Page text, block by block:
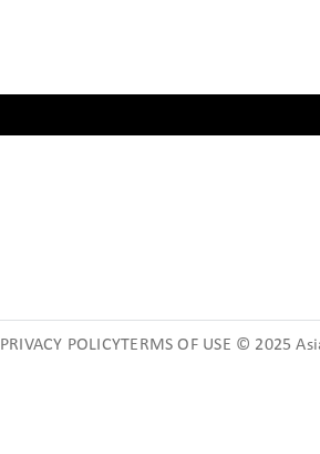
PRIVACY POLICYTERMS OF USE © 2025